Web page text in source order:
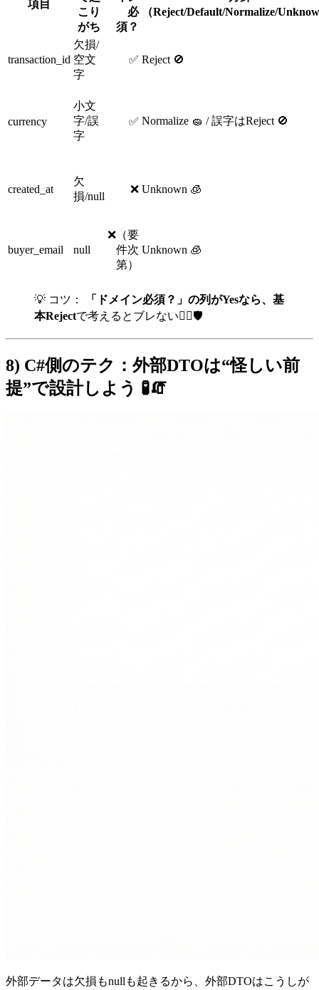
項目
こり
がち
必
須？
（Reject/Default/Normalize/
transaction_id
欠損/
空文
字
✅ Reject 🚫
currency
小文
字/誤
字
✅ Normalize 🧽 / 誤字はReject 🚫
created_at
欠
損/null
❌ Unknown 🧊
buyer_email null
❌（要
件次
第）
Unknown 🧊
💡 コツ：
「ドメイン必須？」の列がYesなら、基
本Rejectで考えるとブレない👮‍♀️🛡️
8) C#側のテク：外部DTOは“怪しい前
提”で設計しよう 🧪🧯
外部データは欠損もnullも起きるから、外部DTOはこうしが